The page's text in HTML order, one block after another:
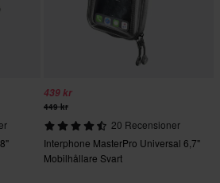
439 kr
449 kr
20 Recensioner
Interphone MasterPro Universal 6,7"
Mobilhållare Svart